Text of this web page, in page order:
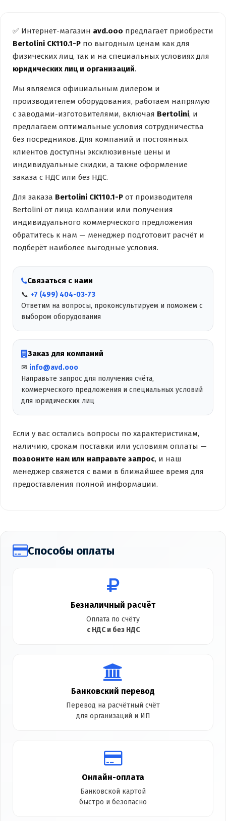
✅ Интернет-магазин avd.ooo предлагает приобрести
Bertolini CK110.1-P по выгодным ценам как для
физических лиц, так и на специальных условиях для
юридических лиц и организаций.
Мы являемся официальным дилером и
производителем оборудования, работаем напрямую
с заводами-изготовителями, включая Bertolini, и
предлагаем оптимальные условия сотрудничества
без посредников. Для компаний и постоянных
клиентов доступны эксклюзивные цены и
индивидуальные скидки, а также оформление
заказа с НДС или без НДС.
Для заказа Bertolini CK110.1-P от производителя
Bertolini от лица компании или получения
индивидуального коммерческого предложения
обратитесь к нам — менеджер подготовит расчёт и
подберёт наиболее выгодные условия.
Связаться с нами
📞 +7 (499) 404-03-73
Ответим на вопросы, проконсультируем и поможем с
выбором оборудования
Заказ для компаний
✉ info@avd.ooo
Направьте запрос для получения счёта,
коммерческого предложения и специальных условий
для юридических лиц
Если у вас остались вопросы по характеристикам,
наличию, срокам поставки или условиям оплаты —
позвоните нам или направьте запрос, и наш
менеджер свяжется с вами в ближайшее время для
предоставления полной информации.
Способы оплаты
Безналичный расчёт
Оплата по счёту
с НДС и без НДС
Банковский перевод
Перевод на расчётный счёт
для организаций и ИП
Онлайн-оплата
Банковской картой
быстро и безопасно